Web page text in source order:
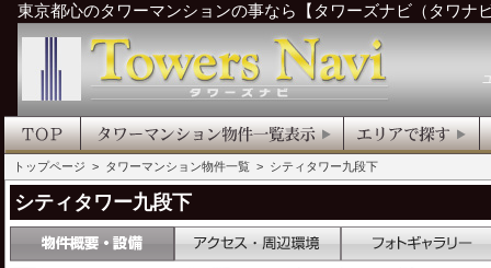
東京都心のタワーマンションの事なら【タワーズナビ（タワナ
トップページ > タワーマンション物件一覧 > シティタワー九段下
シティタワー九段下